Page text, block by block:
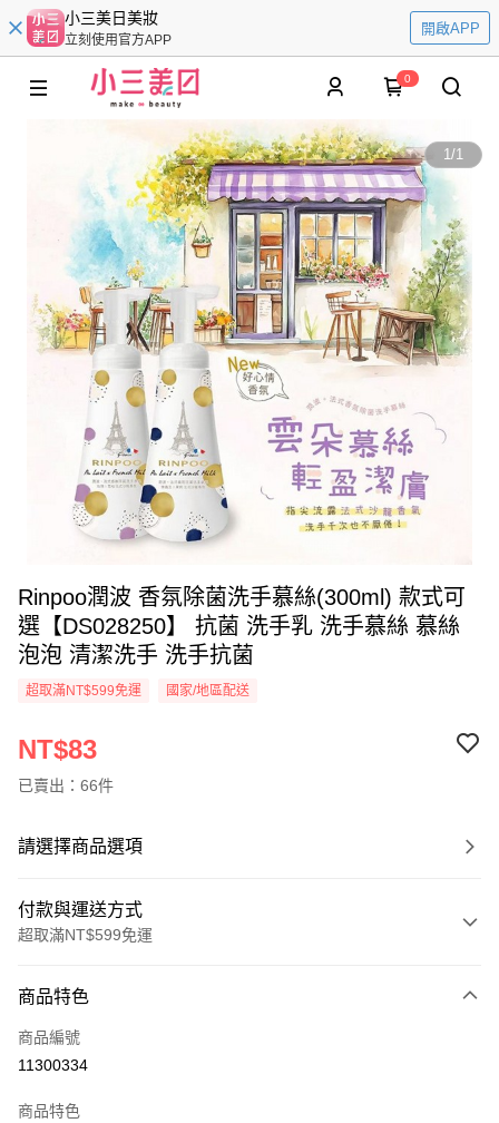
小三美日美妝
立刻使用官方APP
開啟APP
0
1/1
Rinpoo潤波 香氛除菌洗手慕絲(300ml) 款式可
選【DS028250】 抗菌 洗手乳 洗手慕絲 慕絲
泡泡 清潔洗手 洗手抗菌
超取滿NT$599免運 國家/地區配送
NT$83
已賣出：66件
請選擇商品選項
付款與運送方式
超取滿NT$599免運
信用卡一次付款
超商取貨付款
商品特色
商品編號
11300334
商品特色